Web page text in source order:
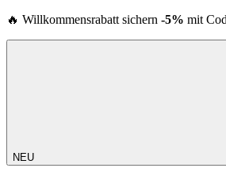
🔥 Willkommensrabatt sichern -5% mit
NEU